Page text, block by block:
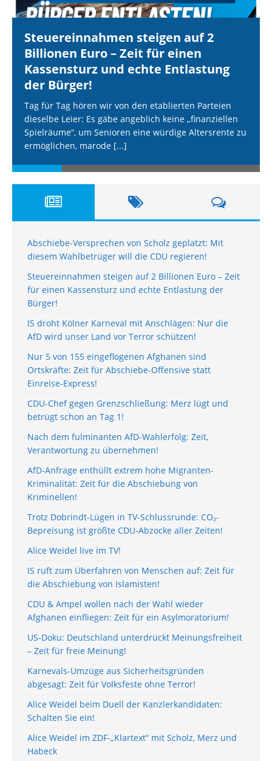
Steuereinnahmen steigen auf 2
Billionen Euro – Zeit für einen
Kassensturz und echte Entlastung
der Bürger!
Tag für Tag hören wir von den etablierten Parteien
dieselbe Leier: Es gäbe angeblich keine „finanziellen
Spielräume“, um Senioren eine würdige Altersrente zu
ermöglichen, marode [...]
Abschiebe-Versprechen von Scholz geplatzt: Mit
diesem Wahlbetrüger will die CDU regieren!
Steuereinnahmen steigen auf 2 Billionen Euro – Zeit
für einen Kassensturz und echte Entlastung der
Bürger!
IS droht Kölner Karneval mit Anschlägen: Nur die
AfD wird unser Land vor Terror schützen!
Nur 5 von 155 eingeflogenen Afghanen sind
Ortskräfte: Zeit für Abschiebe-Offensive statt
Einreise-Express!
CDU-Chef gegen Grenzschließung: Merz lügt und
betrügt schon an Tag 1!
Nach dem fulminanten AfD-Wahlerfolg: Zeit,
Verantwortung zu übernehmen!
AfD-Anfrage enthüllt extrem hohe Migranten-
Kriminalität: Zeit für die Abschiebung von
Kriminellen!
Trotz Dobrindt-Lügen in TV-Schlussrunde: CO₂-
Bepreisung ist größte CDU-Abzocke aller Zeiten!
Alice Weidel live im TV!
IS ruft zum Überfahren von Menschen auf: Zeit für
die Abschiebung von Islamisten!
CDU & Ampel wollen nach der Wahl wieder
Afghanen einfliegen: Zeit für ein Asylmoratorium!
US-Doku: Deutschland unterdrückt Meinungsfreiheit
– Zeit für freie Meinung!
Karnevals-Umzüge aus Sicherheitsgründen
abgesagt: Zeit für Volksfeste ohne Terror!
Alice Weidel beim Duell der Kanzlerkandidaten:
Schalten Sie ein!
Alice Weidel im ZDF-„Klartext“ mit Scholz, Merz und
Habeck